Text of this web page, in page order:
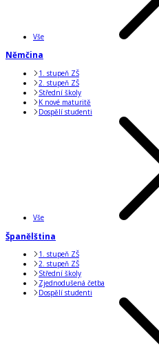
Vše
Němčina
1. stupeň ZŠ
2. stupeň ZŠ
Střední školy
K nové maturitě
Dospělí studenti
Vše
Španělština
1. stupeň ZŠ
2. stupeň ZŠ
Střední školy
Zjednodušená četba
Dospělí studenti